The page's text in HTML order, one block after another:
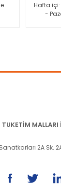
Hafta içi:
-
2A Sk. 2A